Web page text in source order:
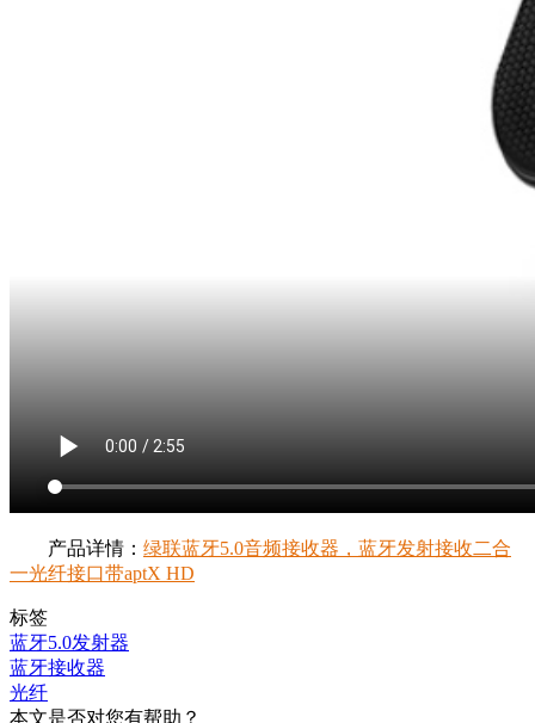
产品详情： 绿联蓝牙5.0音频接收器，蓝牙发射接收二合
一光纤接口带aptX HD
标签
蓝牙5.0发射器
蓝牙接收器
光纤
本文是否对您有帮助？